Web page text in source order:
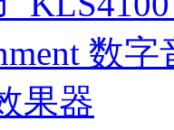
数
果器